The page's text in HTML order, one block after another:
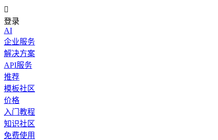

登录
AI
企业服务
解决方案
API服务
推荐
模板社区
价格
入门教程
知识社区
免费使用